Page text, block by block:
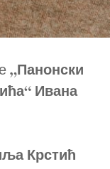
„Панонски
Ивана
Крстић